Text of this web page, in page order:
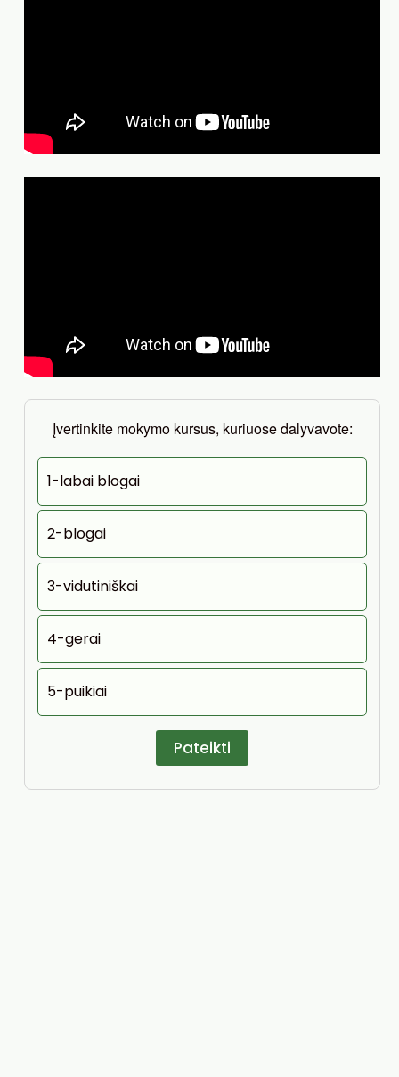
Įvertinkite mokymo kursus, kuriuose dalyvavote:
1-labai blogai
2-blogai
3-vidutiniškai
4-gerai
5-puikiai